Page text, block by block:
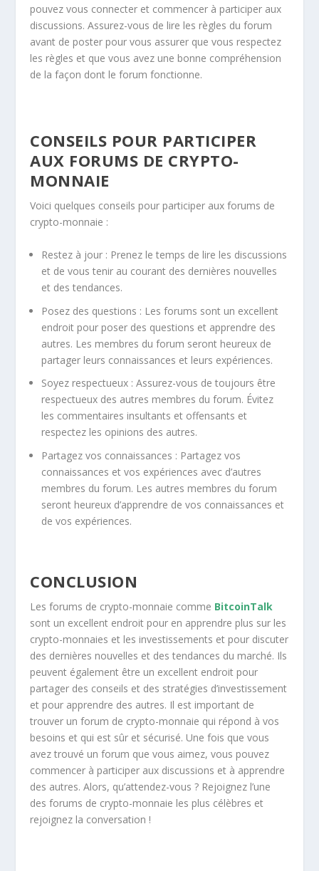
pouvez vous connecter et commencer à participer aux
discussions. Assurez-vous de lire les règles du forum
avant de poster pour vous assurer que vous respectez
les règles et que vous avez une bonne compréhension
de la façon dont le forum fonctionne.
CONSEILS POUR PARTICIPER
AUX FORUMS DE CRYPTO-
MONNAIE
Voici quelques conseils pour participer aux forums de
crypto-monnaie :
Restez à jour : Prenez le temps de lire les discussions
et de vous tenir au courant des dernières nouvelles
et des tendances.
Posez des questions : Les forums sont un excellent
endroit pour poser des questions et apprendre des
autres. Les membres du forum seront heureux de
partager leurs connaissances et leurs expériences.
Soyez respectueux : Assurez-vous de toujours être
respectueux des autres membres du forum. Évitez
les commentaires insultants et offensants et
respectez les opinions des autres.
Partagez vos connaissances : Partagez vos
connaissances et vos expériences avec d’autres
membres du forum. Les autres membres du forum
seront heureux d’apprendre de vos connaissances et
de vos expériences.
CONCLUSION
Les forums de crypto-monnaie comme BitcoinTalk
sont un excellent endroit pour en apprendre plus sur les
crypto-monnaies et les investissements et pour discuter
des dernières nouvelles et des tendances du marché. Ils
peuvent également être un excellent endroit pour
partager des conseils et des stratégies d’investissement
et pour apprendre des autres. Il est important de
trouver un forum de crypto-monnaie qui répond à vos
besoins et qui est sûr et sécurisé. Une fois que vous
avez trouvé un forum que vous aimez, vous pouvez
commencer à participer aux discussions et à apprendre
des autres. Alors, qu’attendez-vous ? Rejoignez l’une
des forums de crypto-monnaie les plus célèbres et
rejoignez la conversation !